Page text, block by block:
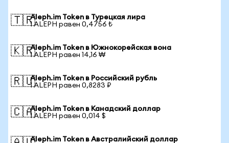
🇹🇷Aleph.im Token в Турецкая лира
1 ALEPH равен 0,4756 ₺
🇰🇷Aleph.im Token в Южнокорейская вона
1 ALEPH равен 14,16 ₩
🇷🇺Aleph.im Token в Российский рубль
1 ALEPH равен 0,8283 ₽
🇨🇦Aleph.im Token в Канадский доллар
1 ALEPH равен 0,014 $
Aleph.im Token в Австралийский доллар